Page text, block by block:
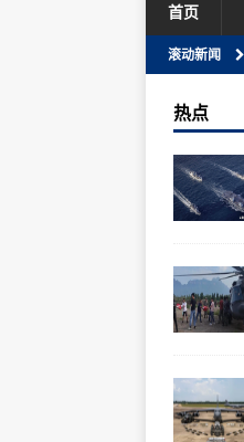
首页
滚动新闻
热点